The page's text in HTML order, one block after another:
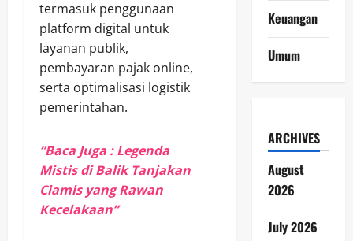
termasuk penggunaan
platform digital untuk
layanan publik,
pembayaran pajak online,
serta optimalisasi logistik
pemerintahan.
“Baca Juga : Legenda
Mistis di Balik Tanjakan
Ciamis yang Rawan
Kecelakaan”
Keuangan
Umum
ARCHIVES
August
2026
July 2026